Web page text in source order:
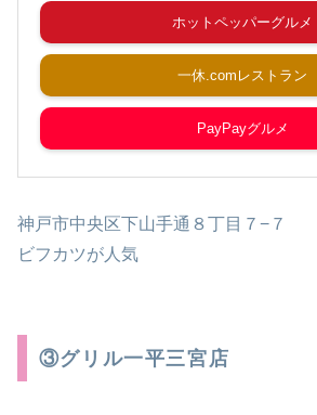
ホットペッパーグルメ
一休.comレストラン
PayPayグルメ
神戸市中央区下山手通８丁目７−７
ビフカツが人気
③グリル一平三宮店